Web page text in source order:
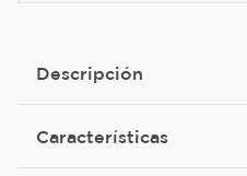
Descripción
Características